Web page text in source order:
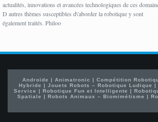
actualités, innovations et avancées technologiques de ces
D autres thèmes susceptibles d\'aborder la robotique y sont
également traités. Philoo
Androïde | Animatronic | Compétition
Hybride |Jouets Robots – Robotique Ludique
Service | Robotique Fun et Intelligente |
Spatiale | Robots Animaux – Biomimétisme |